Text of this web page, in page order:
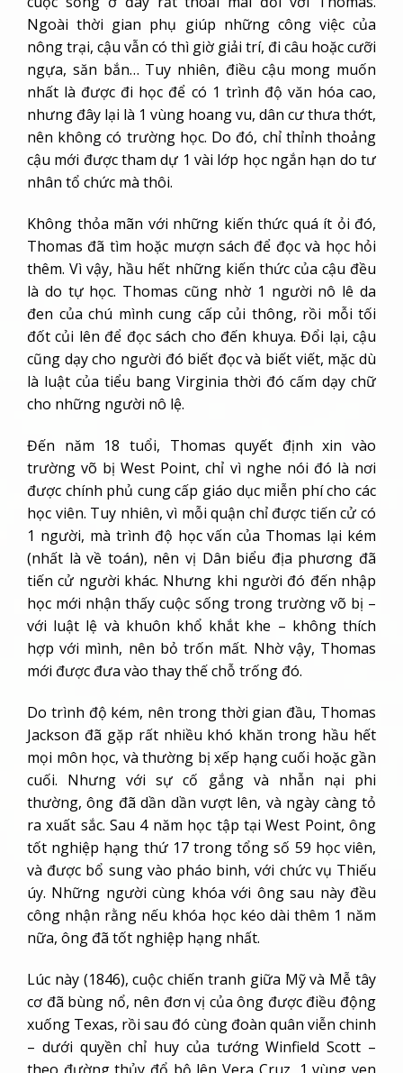
Ngoài thời gian phụ giúp những công việc của
nông trại, cậu vẫn có thì giờ giải trí, đi câu hoặc cưỡi
ngựa, săn bắn… Tuy nhiên, điều cậu mong muốn
nhất là được đi học để có 1 trình độ văn hóa cao,
nhưng đây lại là 1 vùng hoang vu, dân cư thưa thớt,
nên không có trường học. Do đó, chỉ thỉnh thoảng
cậu mới được tham dự 1 vài lớp học ngắn hạn do tư
nhân tổ chức mà thôi.
Không thỏa mãn với những kiến thức quá ít ỏi đó,
Thomas đã tìm hoặc mượn sách để đọc và học hỏi
thêm. Vì vậy, hầu hết những kiến thức của cậu đều
là do tự học. Thomas cũng nhờ 1 người nô lê da
đen của chú mình cung cấp củi thông, rồi mỗi tối
đốt củi lên để đọc sách cho đến khuya. Đổi lại, cậu
cũng dạy cho người đó biết đọc và biết viết, mặc dù
là luật của tiểu bang Virginia thời đó cấm dạy chữ
cho những người nô lệ.
Đến năm 18 tuổi, Thomas quyết định xin vào
trường võ bị West Point, chỉ vì nghe nói đó là nơi
được chính phủ cung cấp giáo dục miễn phí cho các
học viên. Tuy nhiên, vì mỗi quận chỉ được tiến cử có
1 người, mà trình độ học vấn của Thomas lại kém
(nhất là về toán), nên vị Dân biểu địa phương đã
tiến cử người khác. Nhưng khi người đó đến nhập
học mới nhận thấy cuộc sống trong trường võ bị –
với luật lệ và khuôn khổ khắt khe – không thích
hợp với mình, nên bỏ trốn mất. Nhờ vậy, Thomas
mới được đưa vào thay thế chỗ trống đó.
Do trình độ kém, nên trong thời gian đầu, Thomas
Jackson đã gặp rất nhiều khó khăn trong hầu hết
mọi môn học, và thường bị xếp hạng cuối hoặc gần
cuối. Nhưng với sự cố gắng và nhẫn nại phi
thường, ông đã dần dần vượt lên, và ngày càng tỏ
ra xuất sắc. Sau 4 năm học tập tại West Point, ông
tốt nghiệp hạng thứ 17 trong tổng số 59 học viên,
và được bổ sung vào pháo binh, với chức vụ Thiếu
úy. Những người cùng khóa với ông sau này đều
công nhận rằng nếu khóa học kéo dài thêm 1 năm
nữa, ông đã tốt nghiệp hạng nhất.
Lúc này (1846), cuộc chiến tranh giữa Mỹ và Mễ tây
cơ đã bùng nổ, nên đơn vị của ông được điều động
xuống Texas, rồi sau đó cùng đoàn quân viễn chinh
– dưới quyền chỉ huy của tướng Winfield Scott –
theo đường thủy đổ bộ lên Vera Cruz, 1 vùng ven